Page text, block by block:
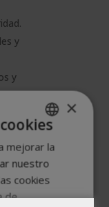
y
y
a
en
o
SPANISH
PORTUGUESE
×
mejorar la
nuestro
cookies
de